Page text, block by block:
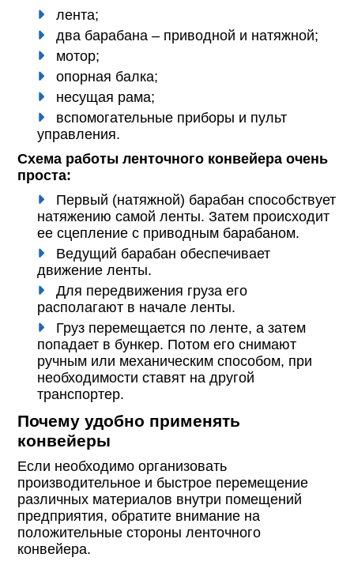
лента;
два барабана – приводной и натяжной;
мотор;
опорная балка;
несущая рама;
вспомогательные приборы и пульт
управления.
Схема работы ленточного конвейера очень
проста:
Первый (натяжной) барабан способствует
натяжению самой ленты. Затем происходит
ее сцепление с приводным барабаном.
Ведущий барабан обеспечивает
движение ленты.
Для передвижения груза его
располагают в начале ленты.
Груз перемещается по ленте, а затем
попадает в бункер. Потом его снимают
ручным или механическим способом, при
необходимости ставят на другой
транспортер.
Почему удобно применять
конвейеры
Если необходимо организовать
производительное и быстрое перемещение
различных материалов внутри помещений
предприятия, обратите внимание на
положительные стороны ленточного
конвейера.